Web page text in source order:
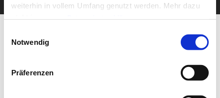
weiterhin in vollem Umfang genutzt werden. Mehr dazu
steht in unserer Datenschutzerklärung.
gelistet.
Notwendig
Präferenzen